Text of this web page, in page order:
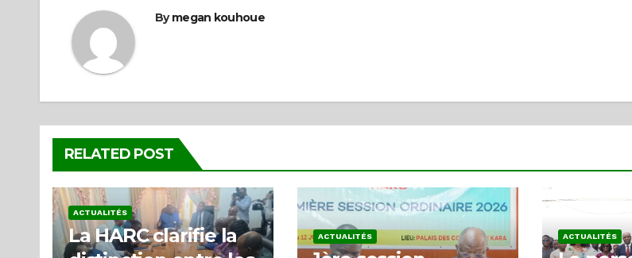
Bymegan kouhoue
RELATED POST
ACTUALITÉS
La HARC clarifie la
ACTUALITÉS ACTUALITÉS